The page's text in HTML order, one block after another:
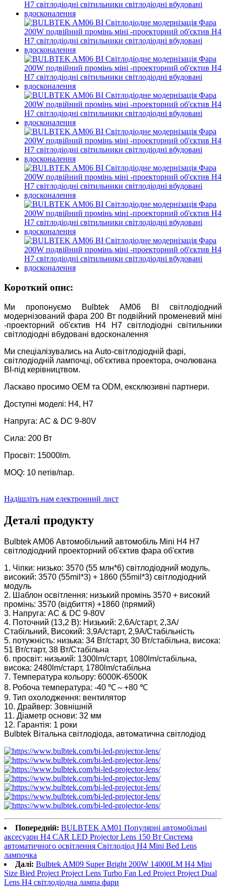
Короткий опис:
Ми пропонуємо Bulbtek AM06 BI світлодіодний
модернізований фара 200 Вт подвійний променевий міні
-проекторний об'єктив H4 H7 світлодіодні світильники
світлодіодні вбудовані вдосконалення
Ми спеціалізувались на Auto-світлодіодній фарі,
світлодіодній лампочці, об'єктива проектора, очолювана
BI-під керівництвом.
Ласкаво просимо OEM та ODM, ексклюзивні партнери.
Доступні моделі: H4, H7
Напруга: AC & DC 9-80V
Сила: 200 Вт
Просвіт: 15000lm.
MOQ: 10 петів/пар.
Надішліть нам електронний лист
Деталі продукту
Bulbtek AM06 Автомобільний автомобіль Mini H4 H7
світлодіодний проекторний об'єктив фара об'єктив
1. Чіпки: низько: 3570 (55 млн*6) світлодіодний модуль,
високий: 3570 (55mil*3) + 1860 (55mil*3) світлодіодний
модуль
2. Шаблон освітлення: низький промінь 3570 + високий
промінь: 3570 (відбиття) +1860 (прямий)
3. Напруга: AC & DC 9-80V
4. Поточний (13,2 В): Низький: 2,6А/старт, 2,3A/
Стабільний, Високий: 3,9А/старт, 2,9А/Стабільність
5. потужність: низька: 34 Вт/старт, 30 Вт/стабільна, висока:
51 Вт/старт, 38 Вт/Стабільна
6. просвіт: низький: 1300lm/старт, 1080lm/стабільна,
висока: 2480lm/старт, 1780lm/стабільна
7. Температура кольору: 6000K-6500K
8. Робоча температура: -40 ℃～+80 ℃
9. Тип охолодження: вентилятор
10. Драйвер: Зовнішній
11. Діаметр основи: 32 мм
12. Гарантія: 1 роки
Bulbtek Вітальна світлодіода, автоматична світлодіод
Попередній: BULBTEK AM01 Популярні автомобільні
аксесуари H4 CAR LED Projector Lens 150 Вт Система
автоматичного освітлення Світлодіод H4 Mini Bed Lens
лампочка
Далі: Bulbtek AM09 Super Bright 200W 14000LM H4 Mini
Size Bied Project Project Lens Turbo Fan Led Project Project Dual
Lens H4 світлодіодна лампа фари